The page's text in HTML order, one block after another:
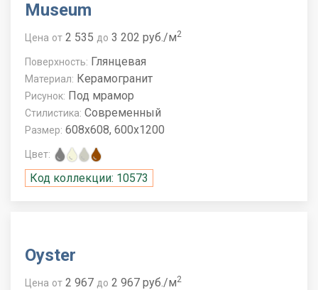
Museum
Цена от 2 535 до 3 202 руб./м2
Поверхность: Глянцевая
Материал: Керамогранит
Рисунок: Под мрамор
Стилистика: Современный
Размер: 608x608, 600x1200
Цвет:
Код коллекции: 10573
Oyster
Цена от 2 967 до 2 967 руб./м2